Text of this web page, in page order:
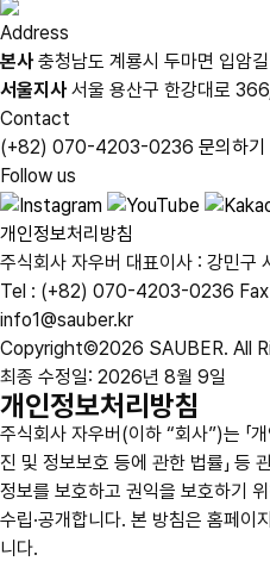
Address
본사 충청남도 계룡시 두마면 입암
서울지사 서울 용산구 한강대로
Contact
(+82) 070-4203-0236 문의하
Follow us
개인정보처리방침
주식회사 자우버 대표이사 : 강민구
Tel : (+82) 070-4203-0236
info1@sauber.kr
Copyright©2026 SAUBER. All
최종 수정일: 2026년 8월 9일
개인정보처리방침
주식회사 자우버(이하 “회사”)는 「
진 및 정보보호 등에 관한 법률」 등
정보를 보호하고 권익을 보호하기
수립·공개합니다. 본 방침은 홈페이
니다.